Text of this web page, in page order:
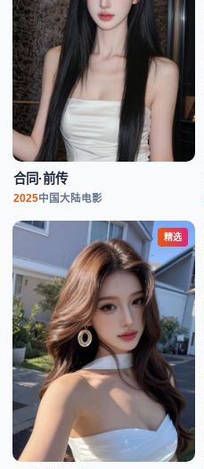
合同·前传
2025中国大陆电影
精选